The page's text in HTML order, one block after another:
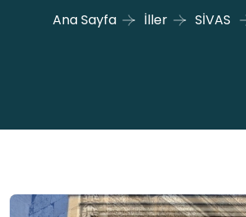
Ana Sayfa İller SİVAS